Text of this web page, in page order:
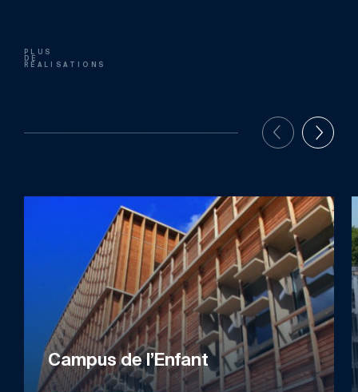
PLUS
DE
RÉALISATIONS
Campus de l’Enfant